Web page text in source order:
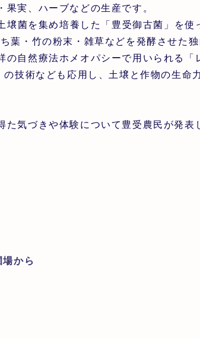
実、ハーブなどの生産です。
菌を集め培養した「豊受御古菌」を使
葉・竹の粉末・雑草などを発酵させた
自然療法ホメオパシーで用いられる「
技術なども応用し、土壌と作物の生命
た気づきや体験について豊受農民が発表
から